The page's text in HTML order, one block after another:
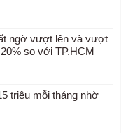
ngờ vượt lên và vượt
so với TP.HCM
triệu mỗi tháng nhờ